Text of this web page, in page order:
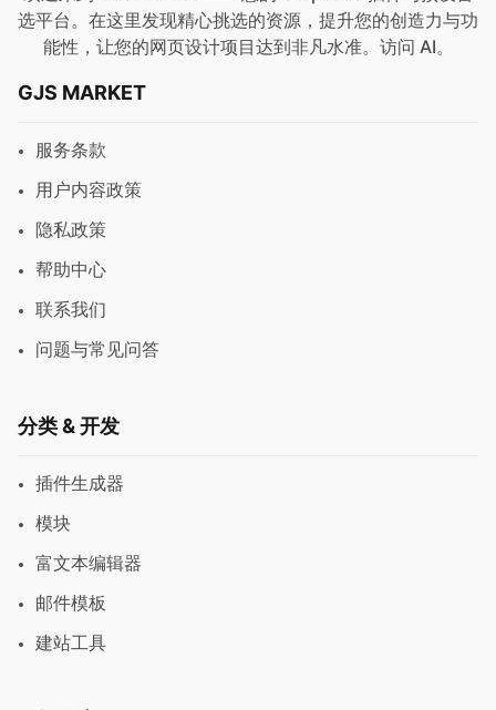
选平台。在这里发现精心挑选的资源，提升您的创造力与功
能性，让您的网页设计项目达到非凡水准。访问 AI。
GJS MARKET
服务条款
用户内容政策
隐私政策
帮助中心
联系我们
问题与常见问答
分类 & 开发
插件生成器
模块
富文本编辑器
邮件模板
建站工具